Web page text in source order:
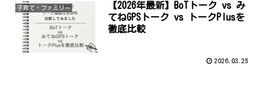
子育て・ファミリー
【2026年最新】BoTトーク vs み
てねGPSトーク vs トークPlusを
徹底比較
2026.03.25